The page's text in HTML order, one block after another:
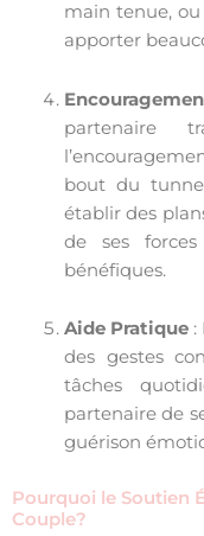
main tenue,
apporter
partenaire
bout du
établir des
de ses
bénéfiques.
Aide Pratique:
des gestes
tâches
partenaire de
guérison
Pourquoi le Soutien
Couple?